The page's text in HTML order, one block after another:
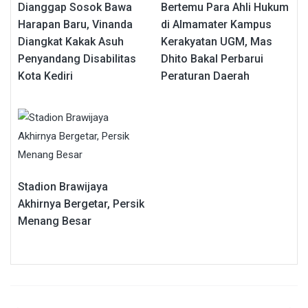
Dianggap Sosok Bawa
Harapan Baru, Vinanda
Diangkat Kakak Asuh
Penyandang Disabilitas
Kota Kediri
Bertemu Para Ahli Hukum
di Almamater Kampus
Kerakyatan UGM, Mas
Dhito Bakal Perbarui
Peraturan Daerah
Stadion Brawijaya
Akhirnya Bergetar, Persik
Menang Besar